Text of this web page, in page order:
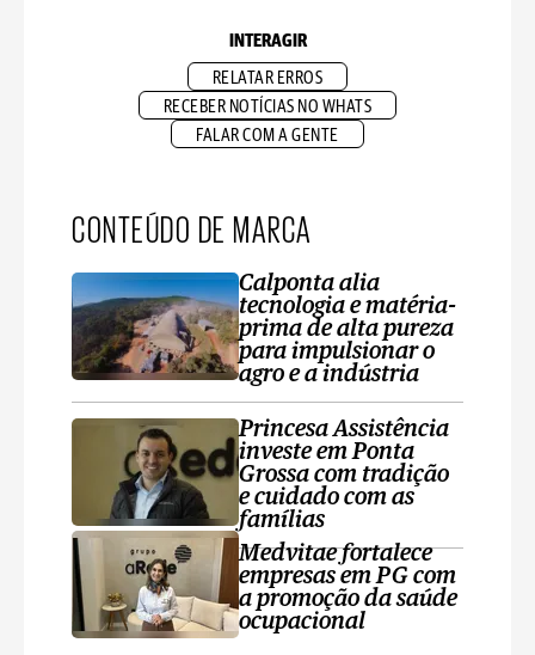
INTERAGIR
RELATAR ERROS
RECEBER NOTÍCIAS NO WHATS
FALAR COM A GENTE
CONTEÚDO DE MARCA
Calponta alia
tecnologia e matéria-
prima de alta pureza
para impulsionar o
agro e a indústria
Princesa Assistência
investe em Ponta
Grossa com tradição
e cuidado com as
famílias
Medvitae fortalece
empresas em PG com
a promoção da saúde
ocupacional